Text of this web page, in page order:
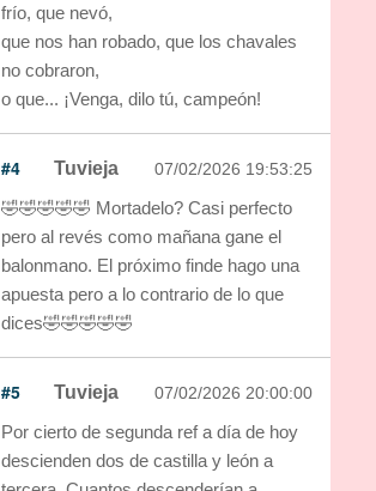
frío, que nevó,
que nos han robado, que los chavales
no cobraron,
o que... ¡Venga, dilo tú, campeón!
#4 Tuvieja 07/02/2026 19:53:25
🤣🤣🤣🤣🤣 Mortadelo? Casi perfecto
pero al revés como mañana gane el
balonmano. El próximo finde hago una
apuesta pero a lo contrario de lo que
dices🤣🤣🤣🤣🤣
#5 Tuvieja 07/02/2026 20:00:00
Por cierto de segunda ref a día de hoy
descienden dos de castilla y león a